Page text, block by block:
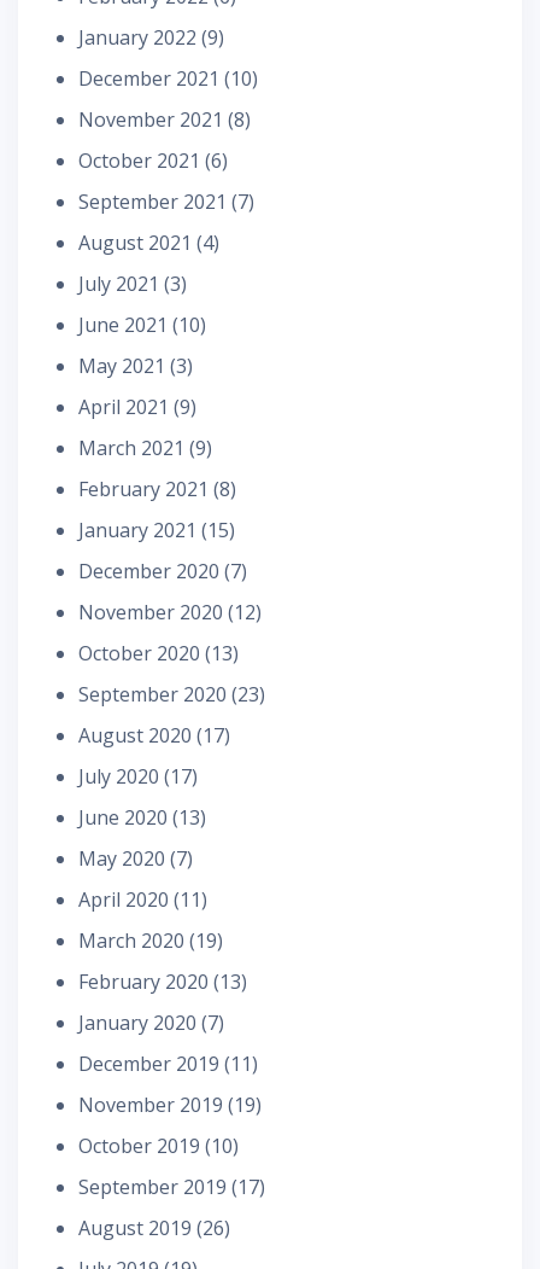
January 2022 (9)
December 2021 (10)
November 2021 (8)
October 2021 (6)
September 2021 (7)
August 2021 (4)
July 2021 (3)
June 2021 (10)
May 2021 (3)
April 2021 (9)
March 2021 (9)
February 2021 (8)
January 2021 (15)
December 2020 (7)
November 2020 (12)
October 2020 (13)
September 2020 (23)
August 2020 (17)
July 2020 (17)
June 2020 (13)
May 2020 (7)
April 2020 (11)
March 2020 (19)
February 2020 (13)
January 2020 (7)
December 2019 (11)
November 2019 (19)
October 2019 (10)
September 2019 (17)
August 2019 (26)